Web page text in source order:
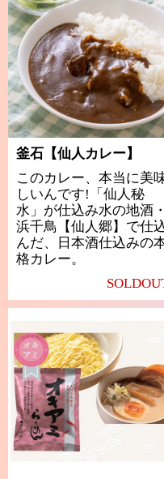
釜石【仙人カレー】
このカレー、本当に美
しいんです!「仙人秘
水」が仕込み水の地酒・
浜千鳥【仙人郷】で仕
んだ、日本酒仕込みの
格カレー。